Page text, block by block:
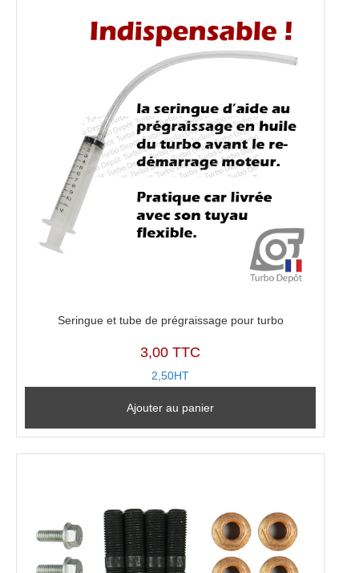
Seringue et tube de prégraissage pour turbo
3,00 TTC
2,50HT
Ajouter au panier